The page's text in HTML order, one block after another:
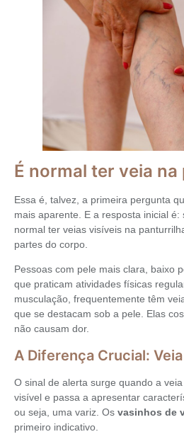
É normal ter veia
Essa é, talvez, a primeira pergunta
mais aparente. E a resposta inicial é:
normal ter veias visíveis na
partes do corpo.
Pessoas com pele mais clara, baixo
que praticam atividades físicas
musculação, frequentemente têm
que se destacam sob a pele. Elas
não causam dor.
A Diferença Crucial:
O sinal de alerta surge quando a
visível e passa a apresentar
ou seja, uma variz. Os vasinhos de
primeiro indicativo.